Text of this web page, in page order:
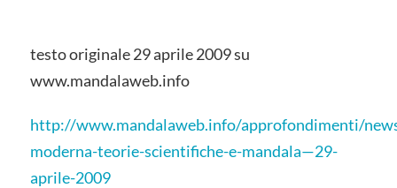
testo originale 29 aprile 2009 su
www.mandalaweb.info
http://www.mandalaweb.info/approfondimenti/
moderna-teorie-scientifiche-e-mandala—29-
aprile-2009